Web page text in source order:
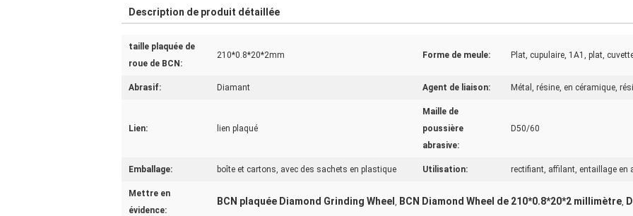
Description de produit détaillée
taille plaquée de
roue de BCN:
210*0.8*20*2mm Forme de meule: Plat, cupulaire, 1A1, plat,
Abrasif: Diamant Agent de liaison: Métal, résine, en céramique,
Lien: lien plaqué
Maille de
poussière
abrasive:
D50/60
Emballage: boîte et cartons, avec des sachets en plastique Utilisation: rectifiant, affilant, entaillage en
Mettre en
évidence:
BCN plaquée Diamond Grinding Wheel , BCN Diamond Wheel de 210*0.8*20*2 millimètre,